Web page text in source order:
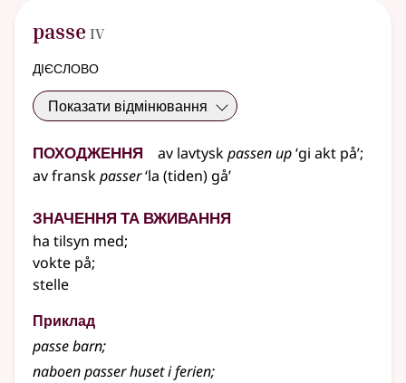
passe 4
IV
дієслово
Показати відмінювання
Походження av lavtyskpassen up‘gi akt på’;
avfranskpasser‘la (tiden) gå’
Значення та вживання
ha tilsyn med;
vokte på;
stelle
Приклад
passebarn;
naboen passer huset i ferien;